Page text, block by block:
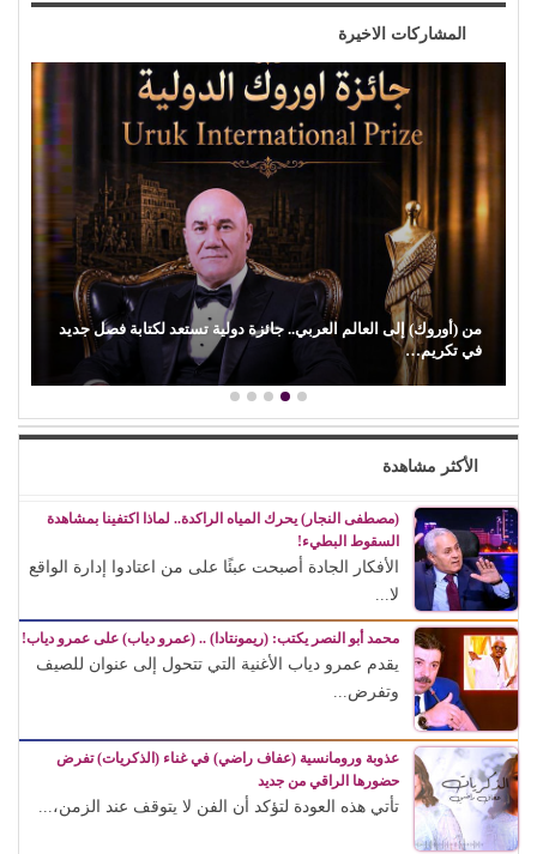
المشاركات الاخيرة
من (أوروك) إلى العالم العربي.. جائزة دولية تستعد لكتابة فصل جديد
في تكريم…
الأكثر مشاهدة
(مصطفى النجار) يحرك المياه الراكدة.. لماذا اكتفينا بمشاهدة
السقوط البطيء!
الأفكار الجادة أصبحت عبئًا على من اعتادوا إدارة الواقع
لا...
محمد أبو النصر يكتب: (ريمونتادا) .. (عمرو دياب) على عمرو دياب!
يقدم عمرو دياب الأغنية التي تتحول إلى عنوان للصيف
وتفرض...
عذوبة ورومانسية (عفاف راضي) في غناء (الذكريات) تفرض
حضورها الراقي من جديد
تأتي هذه العودة لتؤكد أن الفن لا يتوقف عند الزمن،...